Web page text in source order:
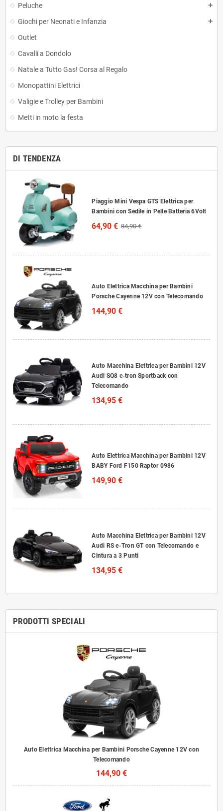
Peluche add
Giochi per Neonati e Infanzia add
Outlet
Cavalli a Dondolo
Natale a Tutto Gas! Corsa al Regalo
Monopattini Elettrici
Valigie e Trolley per Bambini
Metti in moto la festa
DI TENDENZA
Piaggio Mini Vespa GTS Elettrica per
Bambini con Sedile in Pelle Batteria 6Volt
64,90 € 84,90 €
Auto Elettrica Macchina per Bambini
Porsche Cayenne 12V con Telecomando
144,90 €
Auto Macchina Elettrica per Bambini 12V
Audi SQ8 e-tron Sportback con
Telecomando
134,95 €
Auto Elettrica Macchina per Bambini 12V
BABY Ford F150 Raptor 0986
149,90 €
Auto Macchina Elettrica per Bambini 12V
Audi RS e-Tron GT con Telecomando e
Cintura a 3 Punti
134,95 €
PRODOTTI SPECIALI
Auto Elettrica Macchina per Bambini Porsche Cayenne 12V con
Telecomando
144,90 €